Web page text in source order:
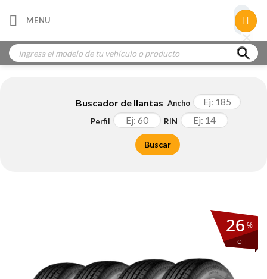
MENU
Búsqueda
de
productos
Buscador de llantas Ancho
Perfil
RIN
Buscar
%
OFF
26
×
×
×